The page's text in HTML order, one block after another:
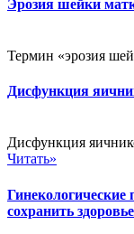
Эрозия шейки
Термин «эрозия
Дисфункция
Дисфункция
Читать»
сохранить